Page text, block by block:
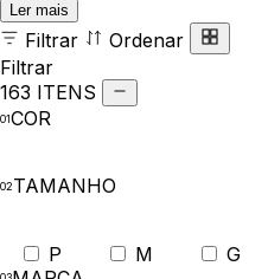
Ler mais
Filtrar
Ordenar
Filtrar
163 ITENS
COR
TAMANHO
P M G